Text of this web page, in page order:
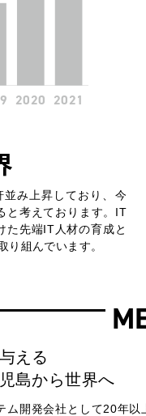
み上昇しており、今
と考えております。IT
た先端IT人材の育成と
り組んでいます。
える
島から世界へ
ム開発会社として20年以